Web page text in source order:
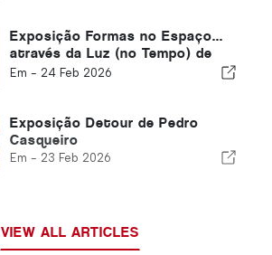
Exposição Formas no Espaço...
através da Luz (no Tempo) de
Cerith Wyn Evans
Em - 24 Feb 2026
Exposição Detour de Pedro
Casqueiro
Em - 23 Feb 2026
VIEW ALL ARTICLES